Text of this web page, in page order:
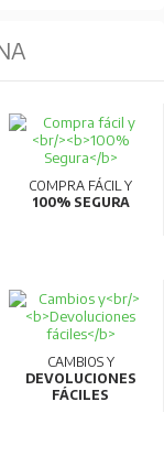
COMPRA FÁCIL Y
100% SEGURA
CAMBIOS Y
DEVOLUCIONES
FÁCILES